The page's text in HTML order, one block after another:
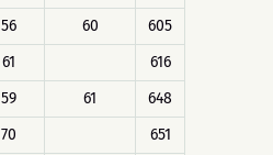
56 60
605
61
616
59 61
648
70
651